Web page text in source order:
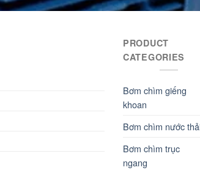
PRODUCT
CATEGORIES
Bơm chìm giếng
khoan
Bơm chìm nước
Bơm chìm trục
ngang